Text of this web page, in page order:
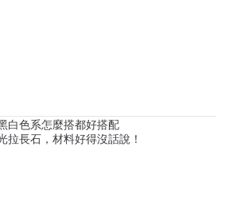
白色系怎麼搭都好搭配
拉長石，材料好得沒話說！